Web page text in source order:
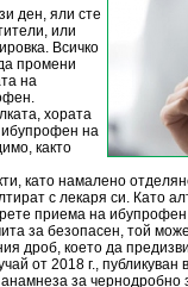
ден, яли сте
или
Всичко
промени
на
хората
ибупрофен на
както
като намалено
с лекаря си. Като
приема на
за безопасен, той
дроб, което да
от 2018 г.,
за чернодробно